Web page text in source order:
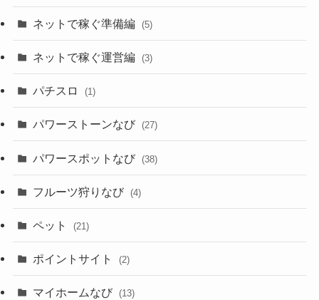
ネットで稼ぐ準備編 (5)
ネットで稼ぐ運営編 (3)
パチスロ (1)
パワーストーンなび (27)
パワースポットなび (38)
フルーツ狩りなび (4)
ペット (21)
ポイントサイト (2)
マイホームなび (13)